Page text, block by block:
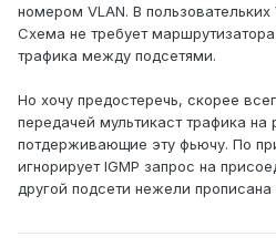
номером VLAN. В пользовательких
Схема не требует
трафика между подсетями.
Но хочу предостеречь, скорее
передачей мультикаст трафика на
потдерживающие эту фьючу. По
игнорирует IGMP запрос на
другой подсети нежели